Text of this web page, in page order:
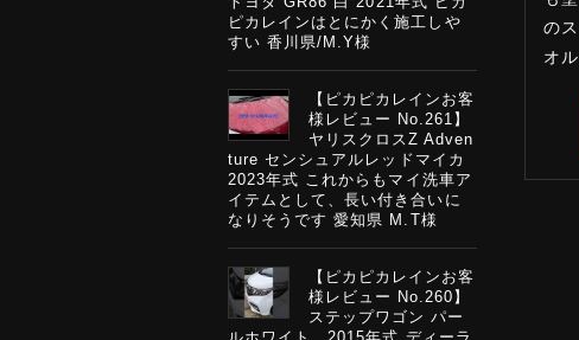
の
オ
ピカレインはとにかく施工しや
すい 香川県/M.Y様
【ピカピカレインお客
様レビュー No.261】
ヤリスクロスZ Adven
ture センシュアルレッドマイカ
2023年式 これからもマイ洗車ア
イテムとして、長い付き合いに
なりそうです 愛知県 M.T様
【ピカピカレインお客
様レビュー No.260】
ステップワゴン パー